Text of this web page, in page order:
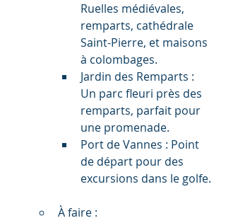
Ruelles médiévales,
remparts, cathédrale
Saint-Pierre, et maisons
à colombages.
Jardin des Remparts :
Un parc fleuri près des
remparts, parfait pour
une promenade.
Port de Vannes : Point
de départ pour des
excursions dans le golfe.
À faire :